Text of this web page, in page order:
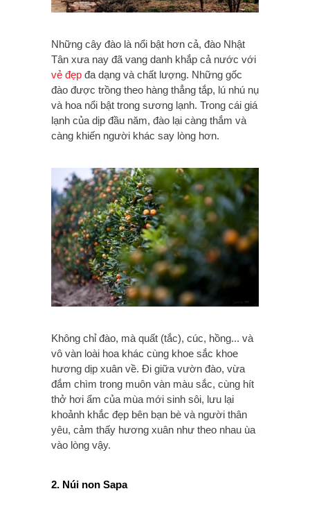
Những cây đào là nổi bật hơn cả, đào Nhật
Tân xưa nay đã vang danh khắp cả nước với
vẻ đẹp đa dạng và chất lượng. Những gốc
đào được trồng theo hàng thẳng tắp, lú nhú nụ
và hoa nổi bật trong sương lạnh. Trong cái giá
lạnh của dịp đầu năm, đào lại càng thắm và
càng khiến người khác say lòng hơn.
Không chỉ đào, mà quất (tắc), cúc, hồng... và
vô vàn loài hoa khác cùng khoe sắc khoe
hương dịp xuân về. Đi giữa vườn đào, vừa
đắm chìm trong muôn vàn màu sắc, cùng hít
thở hơi ẩm của mùa mới sinh sôi, lưu lại
khoảnh khắc đẹp bên bạn bè và người thân
yêu, cảm thấy hương xuân như theo nhau ùa
vào lòng vậy.
2. Núi non Sapa